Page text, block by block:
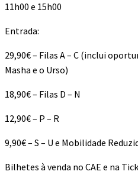
11h00 e 15h00
Entrada:
29,90€ – Filas A – C (inclui
Masha e o Urso)
18,90€ – Filas D – N
12,90€ – P – R
9,90€ – S – U e Mobilidade
Bilhetes à venda no CAE e na